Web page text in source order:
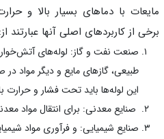
با دماهای بسیار بالا و حرارت
از کاربردهای اصلی آنها عبارتند از:
صنعت نفت و گاز: لوله‌های آتش‌خوار به
طبیعی، گازهای مایع و دیگر مواد در
این لوله‌ها باید تحت فشار و حرارت بالا
صنایع معدنی: برای انتقال مواد معدنی با
صنایع شیمیایی: و فرآوری مواد شیمیایی: